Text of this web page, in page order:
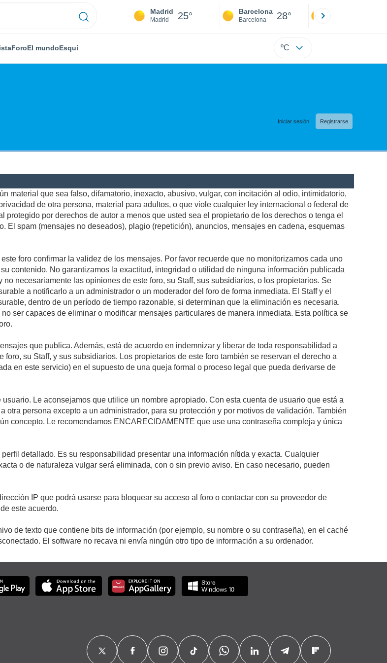
Madrid
Madrid 25° Barcelona
Barcelona 28°
ForoEl mundoEsquí ºC
Iniciar sesión Registrarse
material que sea falso, difamatorio, inexacto, abusivo, vulgar, con incitación al odio, intimidatorio,
de otra persona, material para adultos, o que viole cualquier ley internacional o federal de
por derechos de autor a menos que usted sea el propietario de los derechos o tenga el
El spam (mensajes no deseados), plagio (repetición), anuncios, mensajes en cadena, esquemas
foro confirmar la validez de los mensajes. Por favor recuerde que no monitorizamos cada uno
contenido. No garantizamos la exactitud, integridad o utilidad de ninguna información publicada
necesariamente las opiniones de este foro, su Staff, sus subsidiarios, o los propietarios. Se
a notificarlo a un administrador o un moderador del foro de forma inmediata. El Staff y el
dentro de un período de tiempo razonable, si determinan que la eliminación es necesaria.
ser capaces de eliminar o modificar mensajes particulares de manera inmediata. Esta política se
que publica. Además, está de acuerdo en indemnizar y liberar de toda responsabilidad a
su Staff, y sus subsidiarios. Los propietarios de este foro también se reservan el derecho a
en este servicio) en el supuesto de una queja formal o proceso legal que pueda derivarse de
Le aconsejamos que utilice un nombre apropiado. Con esta cuenta de usuario que está a
otra persona excepto a un administrador, para su protección y por motivos de validación. También
concepto. Le recomendamos ENCARECIDAMENTE que use una contraseña compleja y única
detallado. Es su responsabilidad presentar una información nítida y exacta. Cualquier
o de naturaleza vulgar será eliminada, con o sin previo aviso. En caso necesario, pueden
IP que podrá usarse para bloquear su acceso al foro o contactar con su proveedor de
este acuerdo.
de texto que contiene bits de información (por ejemplo, su nombre o su contraseña), en el caché
El software no recava ni envía ningún otro tipo de información a su ordenador.